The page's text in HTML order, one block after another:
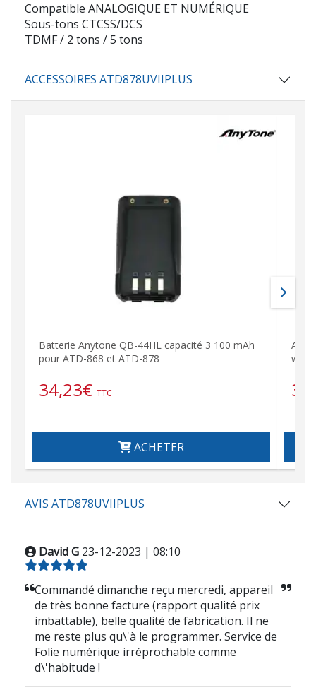
Compatible ANALOGIQUE ET NUMÉRIQUE
Sous-tons CTCSS/DCS
TDMF / 2 tons / 5 tons
ACCESSOIRES ATD878UVIIPLUS
Batterie Anytone QB-44HL capacité 3 100 mAh
pour ATD-868 et ATD-878
34,23€ TTC
ACHETER
AVIS ATD878UVIIPLUS
David G 23-12-2023 | 08:10
Commandé dimanche reçu mercredi, appareil
de très bonne facture (rapport qualité prix
imbattable), belle qualité de fabrication. Il ne
me reste plus qu\'à le programmer. Service de
Folie numérique irréprochable comme
d\'habitude !